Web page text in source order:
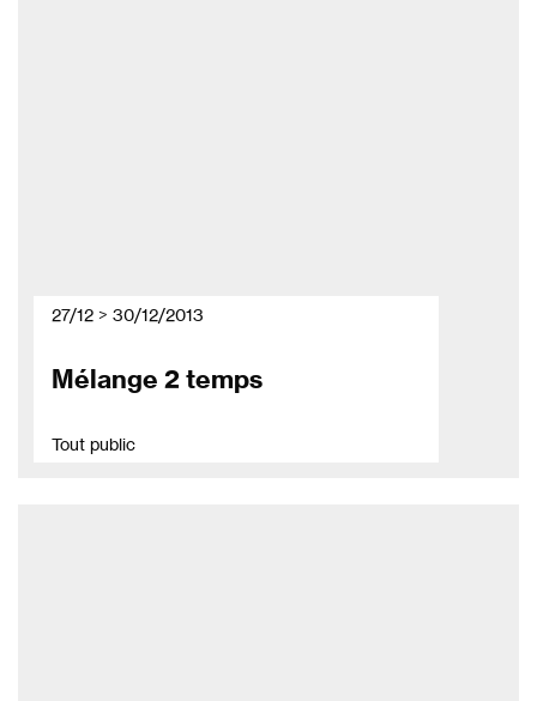
27/12 > 30/12/2013
Mélange 2 temps
Tout public